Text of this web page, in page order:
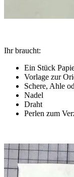
Ihr braucht:
Ein Stück
Vorlage zur
Schere, Ahle
Nadel
Draht
Perlen zum